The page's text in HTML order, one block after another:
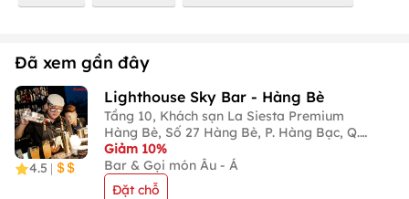
Đã xem gần đây
4.5 |
Lighthouse Sky Bar - Hàng Bè
Tầng 10, Khách sạn La Siesta Premium
Hàng Bè, Số 27 Hàng Bè, P. Hàng Bạc, Q.
Hoàn Kiếm
Giảm 10%
Bar & Gọi món Âu - Á
Đặt chỗ